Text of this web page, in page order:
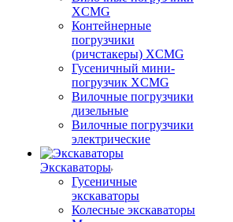
XCMG
Контейнерные
погрузчики
(ричстакеры) XCMG
Гусеничный мини-
погрузчик XCMG
Вилочные погрузчики
дизельные
Вилочные погрузчики
электрические
Экскаваторы
Гусеничные
экскаваторы
Колесные экскаваторы